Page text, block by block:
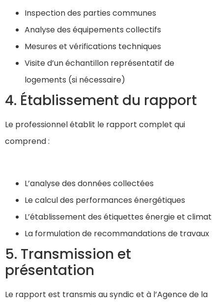
Inspection des parties communes
Analyse des équipements collectifs
Mesures et vérifications techniques
Visite d’un échantillon représentatif de
logements (si nécessaire)
4. Établissement du rapport
Le professionnel établit le rapport complet qui
comprend :
L’analyse des données collectées
Le calcul des performances énergétiques
L’établissement des étiquettes énergie et climat
La formulation de recommandations de travaux
5. Transmission et
présentation
Le rapport est transmis au syndic et à l’Agence de la